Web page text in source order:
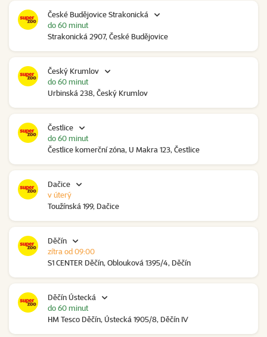
České Budějovice Strakonická
Strakonická 2907, České Budějovice
do 60 minut
Český Krumlov
Urbinská 238, Český Krumlov
do 60 minut
Čestlice
Čestlice komerční zóna, U Makra 123, Čestlice
do 60 minut
Dačice
Toužínská 199, Dačice
v úterý
Děčín
S1 CENTER Děčín, Oblouková 1395/4, Děčín
zítra od 09:00
Děčín Ústecká
HM Tesco Děčín, Ústecká 1905/8, Děčín IV
do 60 minut